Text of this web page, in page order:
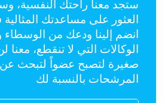
العثور على مساعدتك
الوكالات التي لا تنقطع، معنا
صغيرة لتصبح عضواً لتبحث
المرشحات بالنسبة لك